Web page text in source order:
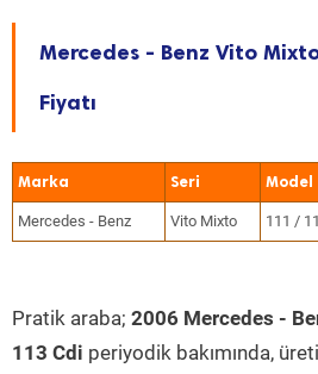
Mercedes - Benz Vito
Fiyatı
Marka Seri Model
Mercedes - Benz Vito Mixto 111 /
Pratik araba; 2006 Mercedes -
113 Cdi periyodik bakımında,